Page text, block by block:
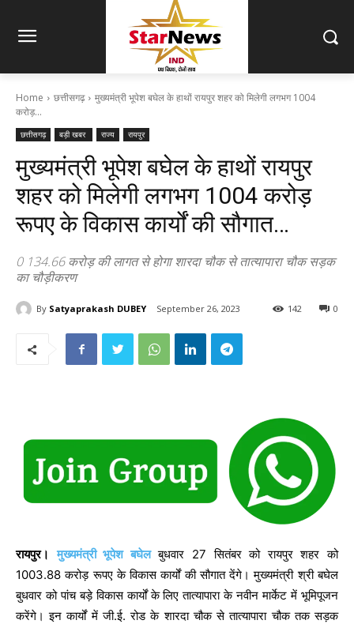
Home छत्तीसगढ़
मुख्यमंत्री भूपेश बघेल के हाथों रायपुर शहर को मिलेगी लगभग 1004
करोड़...
छत्तीसगढ़ बड़ी खबर राज्य रायपुर
मुख्यमंत्री भूपेश बघेल के हाथों रायपुर
शहर को मिलेगी लगभग 1004 करोड़
रूपए के विकास कार्यों की सौगात…
0 134.66 करोड़ की लागत से होगा शारदा चौक से तात्यापारा चौक सड़क
का चौड़ीकरण
By Satyaprakash DUBEY September 26, 2023 0
142
रायपुर। मुख्यमंत्री भूपेश बघेलबुधवार 27 सितंबर को रायपुर शहर को
1003.88 करोड़ रूपए के विकास कार्यों की सौगात देंगे। मुख्यमंत्री श्री बघेल
बुधवार को पांच बड़े विकास कार्यों के लिए तात्यापारा के नवीन मार्केट में भूमिपूजन
करेंगे। इन कार्यों में जी.ई. रोड के शारदा चौक से तात्यापारा चौक तक सड़क